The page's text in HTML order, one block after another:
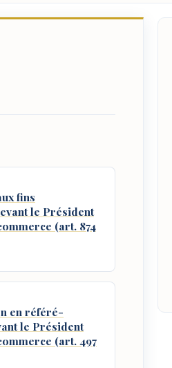
fins
le Président
(art. 874
en référé-
le Président
(art. 497